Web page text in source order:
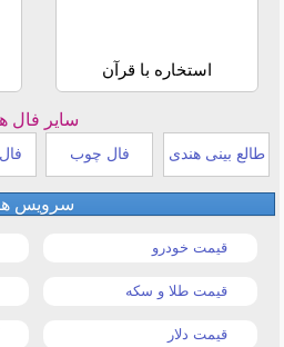
استخاره با قرآن
سایر فال
طالع بینی هندی فال چوب
سرویس
قیمت خودرو
قیمت طلا و سکه
قیمت دلار